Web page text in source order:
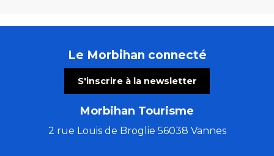
Le Morbihan connecté
S'inscrire à la newsletter
Morbihan Tourisme
2 rue Louis de Broglie 56038 Vannes